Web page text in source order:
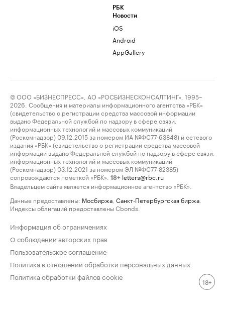
РБК
Новости
iOS
Android
AppGallery
© ООО «БИЗНЕСПРЕСС», АО «РОСБИЗНЕСКОНСАЛТИНГ», 1995–
2026. Сообщения и материалы информационного агентства «РБК»
(свидетельство о регистрации средства массовой информации
выдано Федеральной службой по надзору в сфере связи,
информационных технологий и массовых коммуникаций
(Роскомнадзор) 09.12.2015 за номером ИА №ФС77-63848) и сетевого
издания «РБК» (свидетельство о регистрации средства массовой
информации выдано Федеральной службой по надзору в сфере связи,
информационных технологий и массовых коммуникаций
(Роскомнадзор) 03.12.2021 за номером ЭЛ №ФС77-82385)
сопровождаются пометкой «РБК».
18+ letters@rbc.ru
Владельцем сайта является информационное агентство «РБК».
Данные предоставлены: Мосбиржа Санкт-Петербургская биржа
Индексы облигаций предоставлены Cbonds.
Информация об ограничениях
О соблюдении авторских прав
Пользовательское соглашение
Политика в отношении обработки персональных данных
Политика обработки файлов cookie
18+